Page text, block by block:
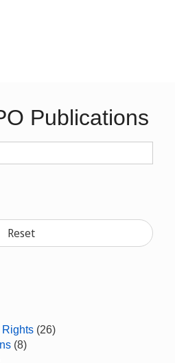
Publications
Reset
(26)
(8)